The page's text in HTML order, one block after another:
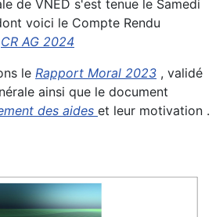
de VNED s'est tenue le Samedi
voici le Compte Rendu
CR AG 2024
le Rapport Moral 2023 , validé
ainsi que le document
des aides et leur motivation .